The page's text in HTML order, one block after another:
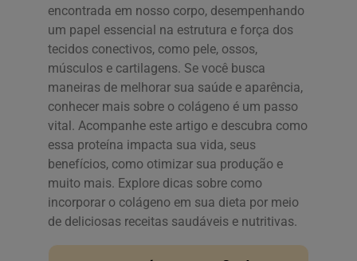
encontrada em nosso corpo, desempenhando
um papel essencial na estrutura e força dos
tecidos conectivos, como pele, ossos,
músculos e cartilagens. Se você busca
maneiras de melhorar sua saúde e aparência,
conhecer mais sobre o colágeno é um passo
vital. Acompanhe este artigo e descubra como
essa proteína impacta sua vida, seus
benefícios, como otimizar sua produção e
muito mais. Explore dicas sobre como
incorporar o colágeno em sua dieta por meio
de deliciosas receitas saudáveis e nutritivas.